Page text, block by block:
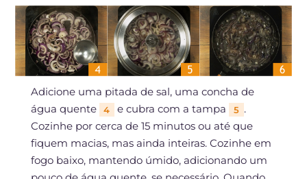
Adicione uma pitada de sal, uma concha de
água quente
4 e cubra com a tampa 5 .
Cozinhe por cerca de 15 minutos ou até que
fiquem macias, mas ainda inteiras. Cozinhe em
fogo baixo, mantendo úmido, adicionando um